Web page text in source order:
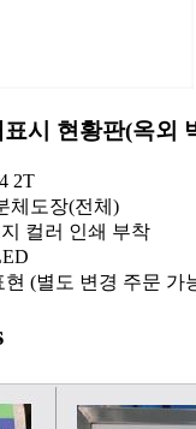
시 현황판(옥외
2T
체도장(전체)
컬러 인쇄 부착
(별도 변경 주문 가